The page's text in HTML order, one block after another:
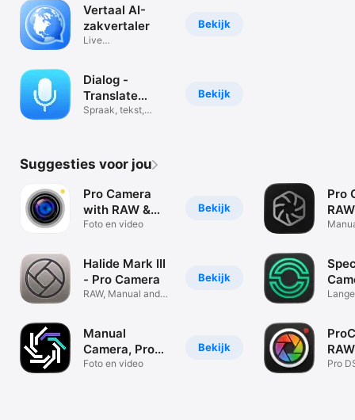
Bekijk
Vertaal AI-
zakvertaler
Live
Bekijk
Dialog -
Translate
Speech
Spraak, tekst,
Suggesties voor jou
Bekijk
Pro Camera
with RAW &
Focus
Foto en video
Bekijk
Halide Mark III
- Pro Camera
RAW, Manual and
Bekijk
Manual
Camera, Pro
DSLR | RAW+
Foto en video
Pro
Pro